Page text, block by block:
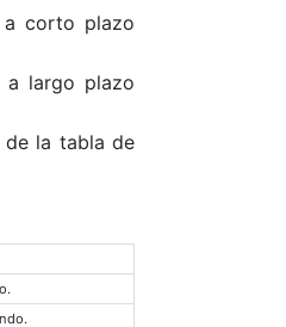
corto plazo
largo plazo
de la tabla de